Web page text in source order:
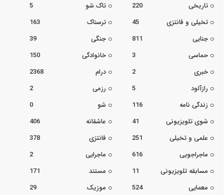
تاریخی
220 تاک شو
5
تخیلی و فانتزی
45 ترسناک
163
جنایی
811 جنگی
39
حماسی
3 خانوادگی
150
خبری
2 درام
2368
رازآلود
5 رزمی
2
زندگی نامه
116 شو
0
شوی تلویزیونی
41 عاشقانه
406
علمی و تخیلی
251 فانتزی
378
ماجراجویی
616 ماجرایی
2
مسابقه تلویزیونی
11 مستند
171
معمایی
524 موزیک 29